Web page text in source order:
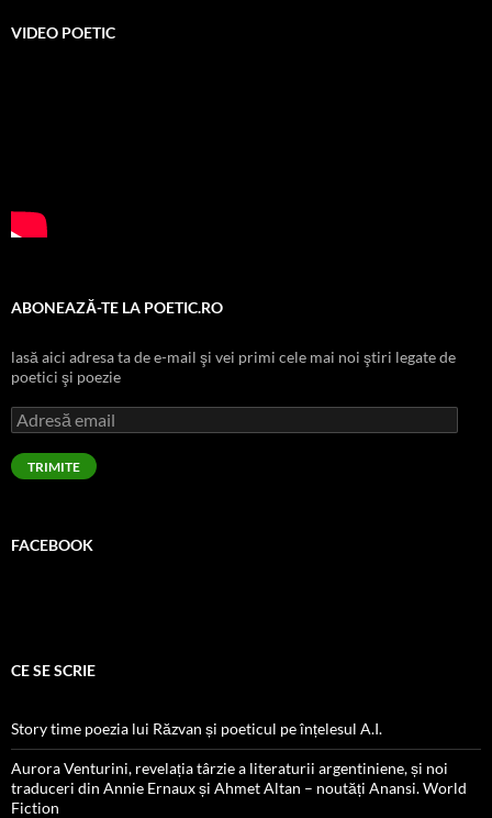
VIDEO POETIC
ABONEAZĂ-TE LA POETIC.RO
lasă aici adresa ta de e-mail şi vei primi cele mai noi ştiri legate de
poetici şi poezie
Adresă
email
TRIMITE
FACEBOOK
CE SE SCRIE
Story time poezia lui Răzvan și poeticul pe înțelesul A.I.
Aurora Venturini, revelația târzie a literaturii argentiniene, și noi
traduceri din Annie Ernaux și Ahmet Altan – noutăți Anansi. World
Fiction